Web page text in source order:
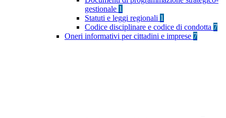
gestionale 1
Statuti e leggi regionali 1
Codice disciplinare e codice di condotta 7
Oneri informativi per cittadini e imprese 7